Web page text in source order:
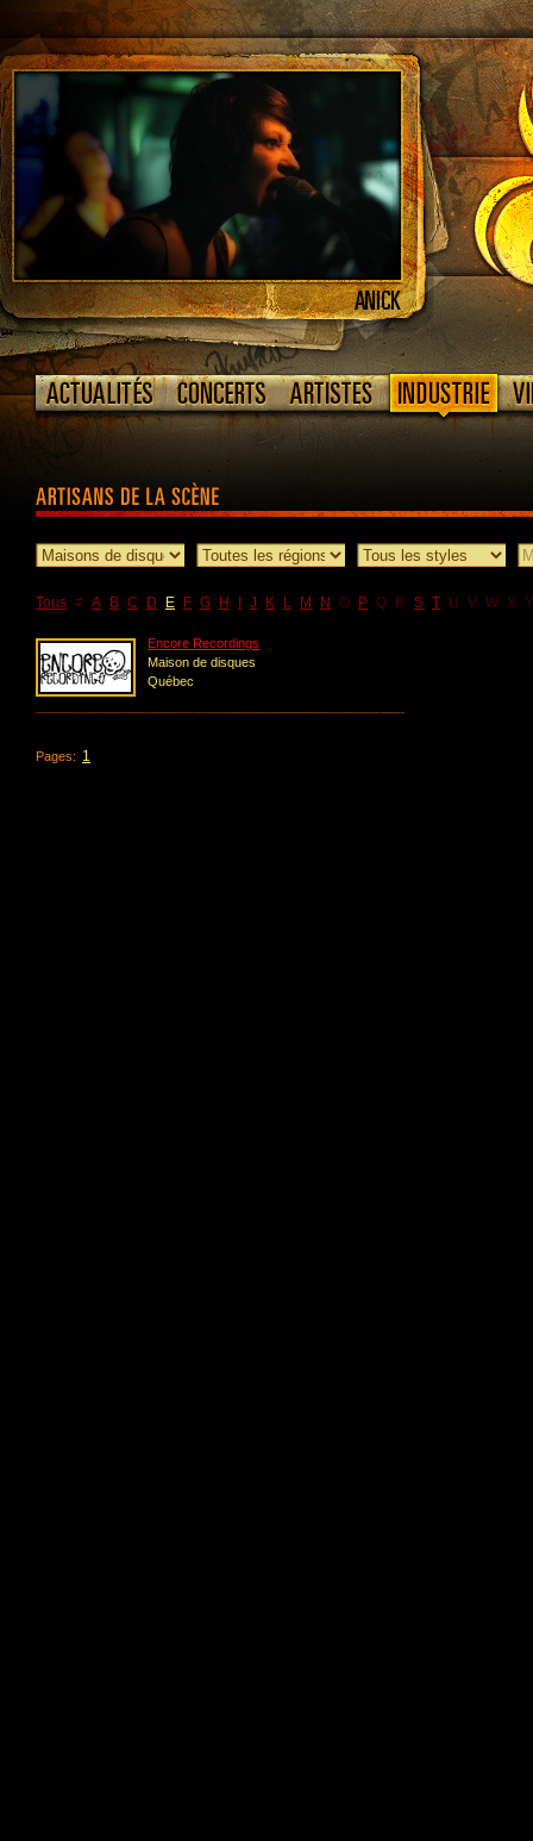
Tous # A B C D E F G H J K L M N O P Q R S T U V W X Y
Encore Recordings
Maison de disques
Québec
Pages: 1